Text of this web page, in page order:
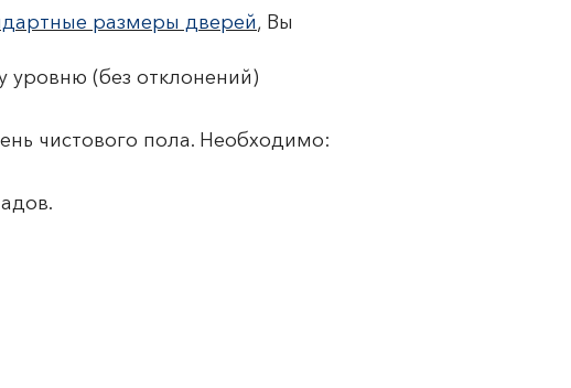
размеры дверей, Вы
(без отклонений)
чистового пола. Необходимо: